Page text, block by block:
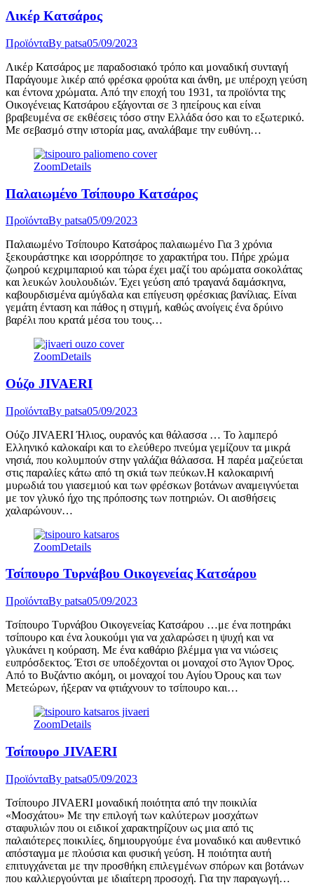
Λικέρ Κατσάρος
ΠροϊόνταBy patsa05/09/2023
Λικέρ Κατσάρος με παραδοσιακό τρόπο και μοναδική συνταγή
Παράγουμε λικέρ από φρέσκα φρούτα και άνθη, με υπέροχη γεύση
και έντονα χρώματα. Από την εποχή του 1931, τα προϊόντα της
Οικογένειας Κατσάρου εξάγονται σε 3 ηπείρους και είναι
βραβευμένα σε εκθέσεις τόσο στην Ελλάδα όσο και το εξωτερικό.
Με σεβασμό στην ιστορία μας, αναλάβαμε την ευθύνη…
ZoomDetails
Παλαιωμένο Τσίπουρο Κατσάρος
ΠροϊόνταBy patsa05/09/2023
Παλαιωμένο Τσίπουρο Κατσάρος παλαιωμένο Για 3 χρόνια
ξεκουράστηκε και ισορρόπησε το χαρακτήρα του. Πήρε χρώμα
ζωηρού κεχριμπαριού και τώρα έχει μαζί του αρώματα σοκολάτας
και λευκών λουλουδιών. Έχει γεύση από τραγανά δαμάσκηνα,
καβουρδισμένα αμύγδαλα και επίγευση φρέσκιας βανίλιας. Είναι
γεμάτη ένταση και πάθος η στιγμή, καθώς ανοίγεις ένα δρύινο
βαρέλι που κρατά μέσα του τους…
ZoomDetails
Ούζο JIVAERI
ΠροϊόνταBy patsa05/09/2023
Ούζο JIVAERI Ήλιος, ουρανός και θάλασσα … Το λαμπερό
Ελληνικό καλοκαίρι και το ελεύθερο πνεύμα γεμίζουν τα μικρά
νησιά, που κολυμπούν στην γαλάζια θάλασσα. Η παρέα μαζεύεται
στις παραλίες κάτω από τη σκιά των πεύκων.Η καλοκαιρινή
μυρωδιά του γιασεμιού και των φρέσκων βοτάνων αναμειγνύεται
με τον γλυκό ήχο της πρόποσης των ποτηριών. Οι αισθήσεις
χαλαρώνουν…
ZoomDetails
Τσίπουρο Τυρνάβου Οικογενείας Κατσάρου
ΠροϊόνταBy patsa05/09/2023
Τσίπουρο Τυρνάβου Οικογενείας Κατσάρου …με ένα ποτηράκι
τσίπουρο και ένα λουκούμι για να χαλαρώσει η ψυχή και να
γλυκάνει η κούραση. Με ένα καθάριο βλέμμα για να νιώσεις
ευπρόσδεκτος. Έτσι σε υποδέχονται οι μοναχοί στο Άγιον Όρος.
Από το Βυζάντιο ακόμη, οι μοναχοί του Αγίου Όρους και των
Μετεώρων, ήξεραν να φτιάχνουν το τσίπουρο και…
ZoomDetails
Τσίπουρο JIVAERI
ΠροϊόνταBy patsa05/09/2023
Τσίπουρο JIVAERI μοναδική ποιότητα από την ποικιλία
«Μοσχάτου» Με την επιλογή των καλύτερων μοσχάτων
σταφυλιών που οι ειδικοί χαρακτηρίζουν ως μια από τις
παλαιότερες ποικιλίες, δημιουργούμε ένα μοναδικό και αυθεντικό
απόσταγμα με πλούσια και φυσική γεύση. Η ποιότητα αυτή
επιτυγχάνεται με την προσθήκη επιλεγμένων σπόρων και βοτάνων
που καλλιεργούνται με ιδιαίτερη προσοχή. Για την παραγωγή…